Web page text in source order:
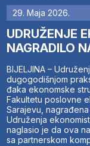
29. Maja 2026.
UDRUŽENJE
NAGRADILO
BIJELJINA –
dugogodišnjom
đaka ekonomske
Fakultetu poslovne
Sarajevu,
Udruženja
naglasio je da ova
sa partnerskom